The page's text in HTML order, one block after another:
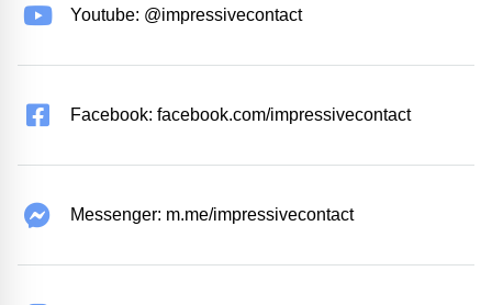
Youtube: @impressivecontact
Facebook: facebook.com/impressivecontact
Messenger: m.me/impressivecontact